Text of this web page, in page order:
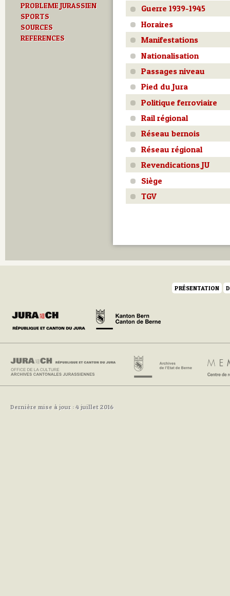
PROBLEME JURASSIEN
SPORTS
SOURCES
REFERENCES
Guerre 1939-1945
Horaires
Manifestations
Nationalisation
Passages niveau
Pied du Jura
Politique ferroviaire
Rail régional
Réseau bernois
Réseau régional
Revendications JU
Siège
TGV
PRÉSENTATION
Dernière mise à jour : 4 juillet 2016